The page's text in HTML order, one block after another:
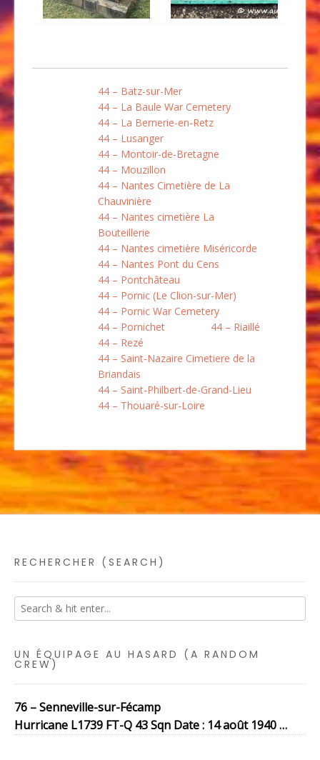
44 – Batz-sur-Mer
44 – La Baule War Cemetery
44 – La Bernerie-en-Retz
44 – Lusanger
44 – Montoir-de-Bretagne
44 – Mouzillon
44 – Nantes Cimetière de La
Chauvinière
44 – Nantes cimetière La
Bouteillerie
44 – Nantes cimetière Miséricorde
44 – Nantes Pont du Cens
44 – Pontchâteau
44 – Pornic (Le Clion-sur-Mer)
44 – Pornic War Cemetery
44 – Pornichet
44 – Riaillé
44 – Rezé
44 – Saint-Nazaire Cimetiere de la
Briandais
44 – Saint-Philbert-de-Grand-Lieu
44 – Thouaré-sur-Loire
RECHERCHER (SEARCH)
UN ÉQUIPAGE AU HASARD (A RANDOM
CREW)
76 – Senneville-sur-Fécamp
Hurricane L1739 FT-Q 43 Sqn Date : 14 août 1940 …